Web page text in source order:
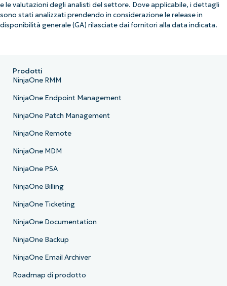
e le valutazioni degli analisti del settore. Dove applicabile, i dettagli
sono stati analizzati prendendo in considerazione le release in
disponibilità generale (GA) rilasciate dai fornitori alla data indicata.
Prodotti
NinjaOne RMM
NinjaOne Endpoint Management
NinjaOne Patch Management
NinjaOne Remote
NinjaOne MDM
NinjaOne PSA
NinjaOne Billing
NinjaOne Ticketing
NinjaOne Documentation
NinjaOne Backup
NinjaOne Email Archiver
Roadmap di prodotto